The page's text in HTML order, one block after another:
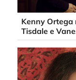
Kenny Ortega
Tisdale e